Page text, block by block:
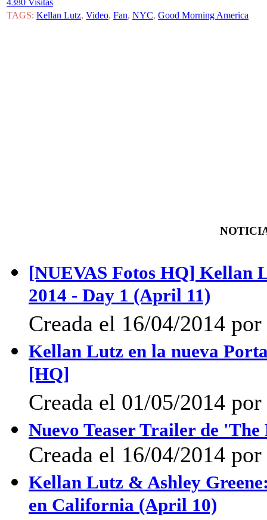
4380 Visitas
TAGS: Kellan Lutz, Video, Fan, NYC, Good Morning America
[NUEVAS Fotos HQ] Kellan
2014 - Day 1 (April 11)
Creada el 16/04/2014
Kellan Lutz en la nueva
[HQ]
Creada el 01/05/2014
Nuevo Teaser Trailer de
Creada el 16/04/2014
Kellan Lutz & Ashley
en California (April 10)